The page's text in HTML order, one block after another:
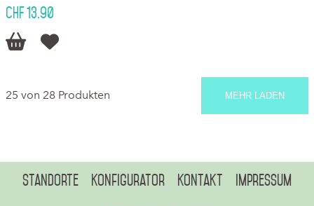
CHF 13.90
 
25 von 28 Produkten MEHR LADEN
Standorte Konfigurator Kontakt Impressum